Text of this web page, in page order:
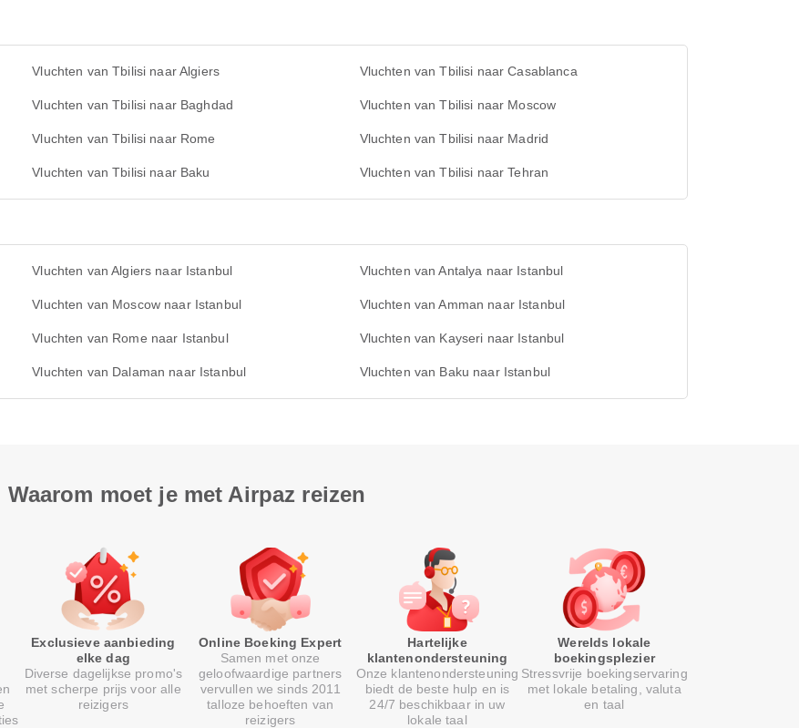
Vluchten van Tbilisi naar Algiers Vluchten van Tbilisi naar Casablanca
Vluchten van Tbilisi naar Baghdad Vluchten van Tbilisi naar Moscow
Vluchten van Tbilisi naar Rome Vluchten van Tbilisi naar Madrid
Vluchten van Tbilisi naar Baku Vluchten van Tbilisi naar Tehran
Vluchten van Algiers naar Istanbul Vluchten van Antalya naar Istanbul
Vluchten van Moscow naar Istanbul Vluchten van Amman naar Istanbul
Vluchten van Rome naar Istanbul Vluchten van Kayseri naar Istanbul
Vluchten van Dalaman naar Istanbul Vluchten van Baku naar Istanbul
Waarom moet je met Airpaz reizen
Exclusieve aanbieding
elke dag
Diverse dagelijkse promo's
met scherpe prijs voor alle
reizigers
Online Boeking Expert
Samen met onze
geloofwaardige partners
vervullen we sinds 2011
talloze behoeften van
reizigers
Hartelijke
klantenondersteuning
Onze klantenondersteuning
biedt de beste hulp en is
24/7 beschikbaar in uw
lokale taal
Werelds lokale
boekingsplezier
Stressvrije boekingservaring
met lokale betaling, valuta
en taal